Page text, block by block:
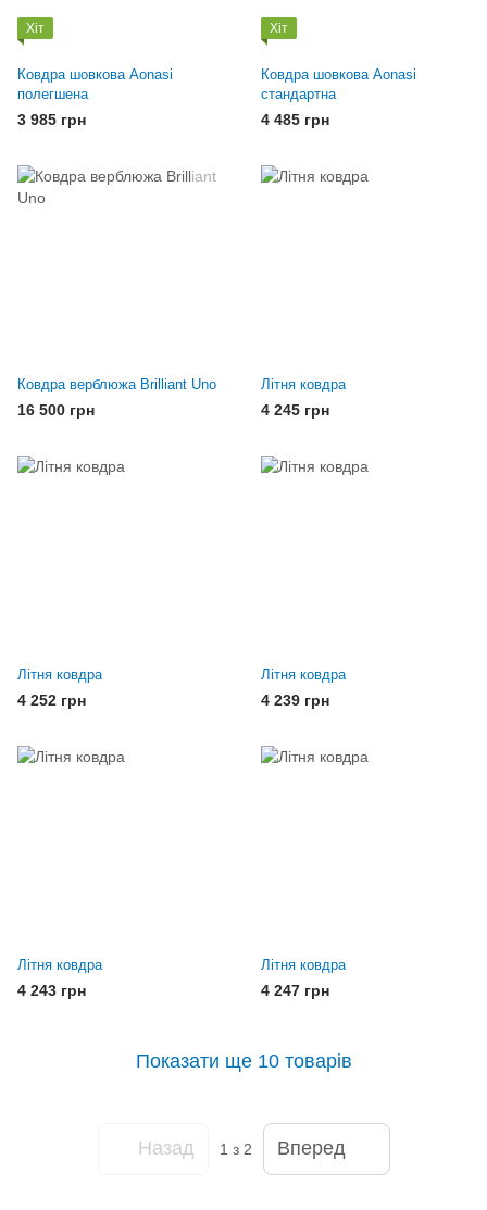
Хіт
Ковдра шовкова Aonasi
полегшена
3 985 грн
Хіт
Ковдра шовкова Aonasi
стандартна
4 485 грн
Ковдра верблюжа Brilliant Uno
16 500 грн
Літня ковдра
4 245 грн
Літня ковдра
4 252 грн
Літня ковдра
4 239 грн
Літня ковдра
4 243 грн
Літня ковдра
4 247 грн
Показати ще 10 товарів
Назад 1 з 2 Вперед